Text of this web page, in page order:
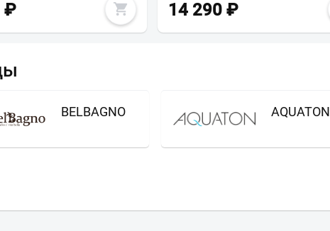
₽ 14 290 ₽
BELBAGNO AQUATON